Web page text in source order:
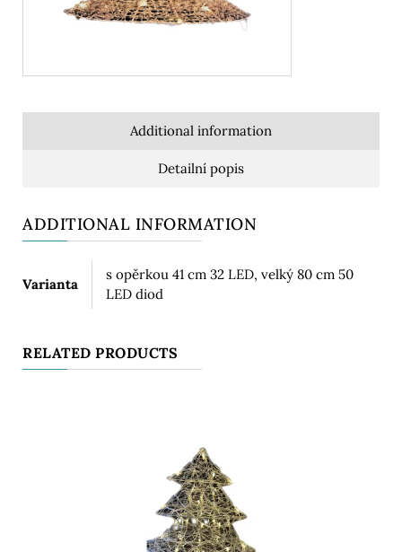
Additional information
Detailní popis
ADDITIONAL INFORMATION
Varianta
s opěrkou 41 cm 32 LED, velký 80 cm 50
LED diod
RELATED PRODUCTS